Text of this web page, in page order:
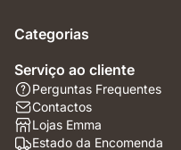
Categorias
Serviço ao cliente
Perguntas Frequentes
Contactos
Lojas Emma
Estado da Encomenda